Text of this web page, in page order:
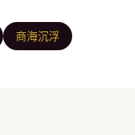
商海沉浮